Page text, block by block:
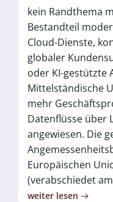
kein Randthema
Bestandteil
Cloud-Dienste,
globaler
oder KI-gestützte
Mittelständische
mehr
Datenflüsse über
angewiesen. Die
Europäischen
(verabschiedet
weiter lesen